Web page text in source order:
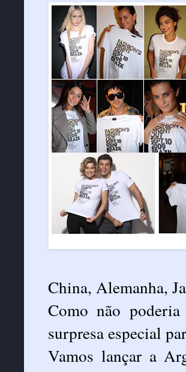
China, Alemanha,
Como não
surpresa especial
Vamos lançar a